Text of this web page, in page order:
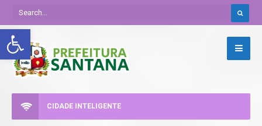
Abrir a barra de ferramentas
CIDADE INTELIGENTE